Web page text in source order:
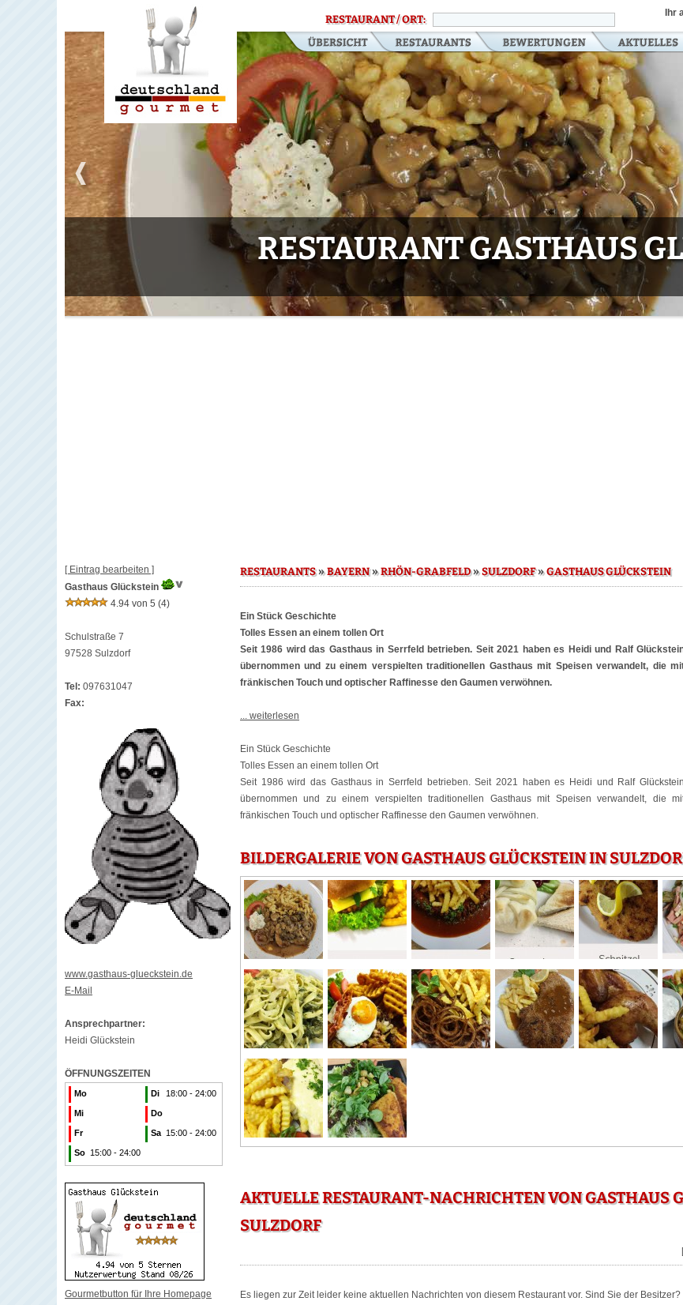
RESTAURANT / ORT:
Ihr
RESTAURANT GASTHAUS
[ Eintrag bearbeiten ]
Gasthaus Glückstein
4.94 von 5 (4)
Schulstraße 7
97528 Sulzdorf
Tel: 097631047
Fax:
www.gasthaus-glueckstein.de
E-Mail
Ansprechpartner:
Heidi Glückstein
ÖFFNUNGSZEITEN
Mo Di 18:00 - 24:00
Mi Do
Fr Sa 15:00 - 24:00
So 15:00 - 24:00
Gourmetbutton für Ihre Homepage
RESTAURANTS»BAYERN»RHÖN-GRABFELD»SULZDORF»GASTHAUS GLÜCKSTEIN
Ein Stück Geschichte
Tolles Essen an einem tollen Ort
Seit 1986 wird das Gasthaus in Serrfeld betrieben. Seit 2021 haben es Heidi und Ralf
übernommen und zu einem verspielten traditionellen Gasthaus mit Speisen verwandelt, die
fränkischen Touch und optischer Raffinesse den Gaumen verwöhnen.
... weiterlesen
Ein Stück Geschichte
Tolles Essen an einem tollen Ort
Seit 1986 wird das Gasthaus in Serrfeld betrieben. Seit 2021 haben es Heidi und Ralf Glückstein
übernommen und zu einem verspielten traditionellen Gasthaus mit Speisen verwandelt, die
fränkischen Touch und optischer Raffinesse den Gaumen verwöhnen.
BILDERGALERIE VON GASTHAUS GLÜCKSTEIN IN
AKTUELLE RESTAURANT-NACHRICHTEN VON GASTHAUS
SULZDORF
Es liegen zur Zeit leider keine aktuellen Nachrichten von diesem Restaurant vor. Sind Sie der